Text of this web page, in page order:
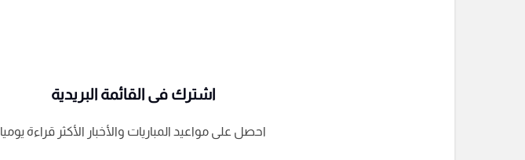
اشترك فى القائمة البريدية
احصل على مواعيد المباريات والأخبار الأكثر قراءة يوميا